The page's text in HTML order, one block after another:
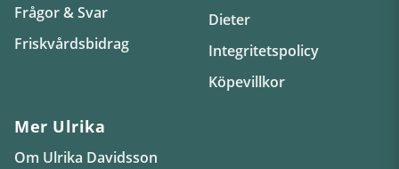
Frågor & Svar
Friskvårdsbidrag
Dieter
Integritetspolicy
Köpevillkor
Mer Ulrika
Om Ulrika Davidsson